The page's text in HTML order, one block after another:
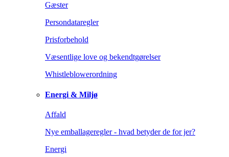
Gæster
Persondataregler
Prisforbehold
Væsentlige love og bekendtgørelser
Whistleblowerordning
Energi & Miljø
Affald
Nye emballageregler - hvad betyder de for jer?
Energi